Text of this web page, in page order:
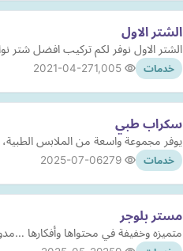
الشتر الاول
الشتر الاول نوفر لكم تركيب افضل شتر
خدمات 2021-04-27
سكراب طبي
يوفر مجموعة واسعة من الملابس
خدمات 2025-07-06
مستر بلوجر
متميزه وخفيفة في محتواها وأفكارها